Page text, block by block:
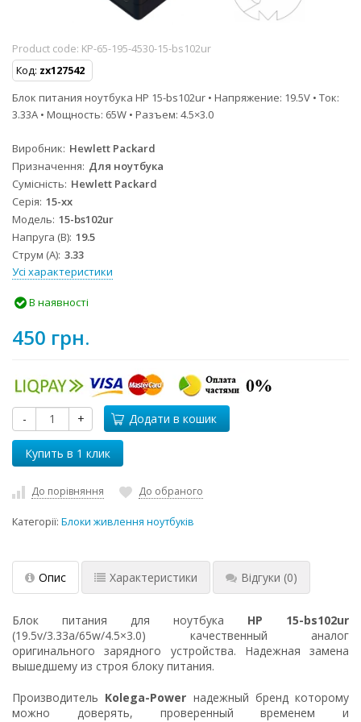
Product code: KP-65-195-4530-15-bs102ur
Код: zx127542
Блок питания ноутбука HP 15-bs102ur • Напряжение: 19.5V • Ток:
3.33A • Мощность: 65W • Разъем: 4.5×3.0
Виробник Hewlett Packard
Призначення Для ноутбука
Сумісність Hewlett Packard
Серія 15-xx
Модель 15-bs102ur
Напруга (В) 19.5
Струм (А) 3.33
Усі характеристики
В наявності
450 грн.
- + Додати в кошик
До порівняння До обраного
Категорії: Блоки живлення ноутбуків
Опис Характеристики Відгуки (0)
Блок питания для ноутбука HP 15-bs102ur
(19.5v/3.33a/65w/4.5×3.0) качественный аналог
оригинального зарядного устройства. Надежная замена
вышедшему из строя блоку питания.
Производитель Kolega-Power надежный бренд которому
можно доверять, проверенный временем и